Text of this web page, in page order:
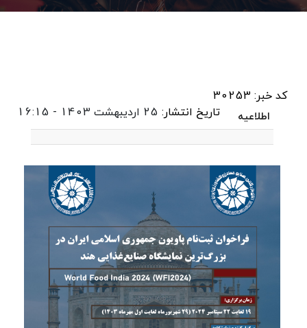
کد خبر: 30253
تاریخ انتشار: 25 اردیبهشت 1403 - 16:15 اطلاعیه